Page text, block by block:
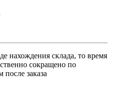
нахождения склада, то время
сокращено по
после заказа